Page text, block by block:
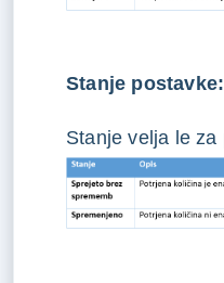
Stanje postavke:
Stanje velja le za